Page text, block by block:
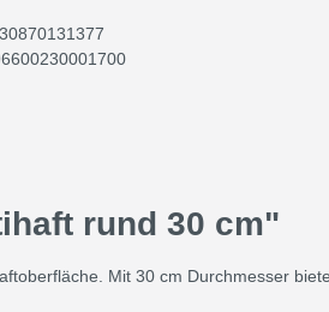
rund 30 cm"
Mit 30 cm Durchmesser